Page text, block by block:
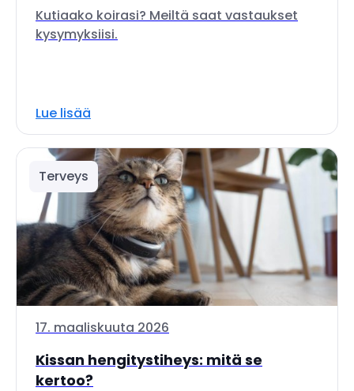
Kutiaako koirasi? Meiltä saat vastaukset
kysymyksiisi.
Lue lisää
Terveys
17. maaliskuuta 2026
Kissan hengitystiheys: mitä se
kertoo?